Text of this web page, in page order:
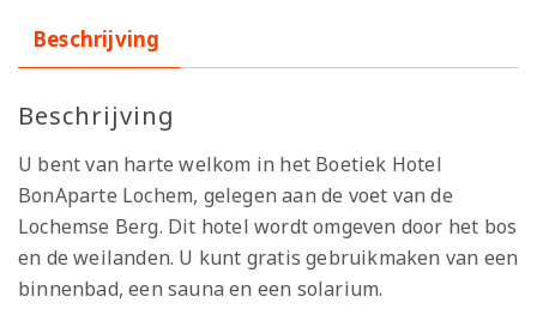
Beschrijving
Beschrijving
U bent van harte welkom in het Boetiek Hotel
BonAparte Lochem, gelegen aan de voet van de
Lochemse Berg. Dit hotel wordt omgeven door het bos
en de weilanden. U kunt gratis gebruikmaken van een
binnenbad, een sauna en een solarium.